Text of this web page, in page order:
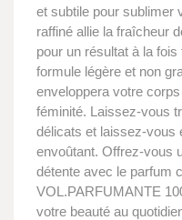
et subtile pour sublimer
raffiné allie la fraîcheur
pour un résultat à la
formule légère et non
enveloppera votre
féminité. Laissez-vous
délicats et laissez-vous
envoûtant. Offrez-vous
détente avec le parfum
VOL.PARFUMANTE
votre beauté au